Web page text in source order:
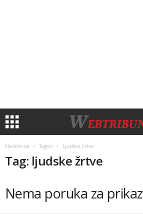
Naslovnica Tagovi Ljudske žrtve
Tag: ljudske žrtve
Nema poruka za prikaz